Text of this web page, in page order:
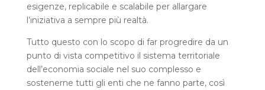
esigenze, replicabile e scalabile per allargare
l’iniziativa a sempre più realtà.
Tutto questo con lo scopo di far progredire da un
punto di vista competitivo il sistema territoriale
dell’economia sociale nel suo complesso e
sostenerne tutti gli enti che ne fanno parte, così